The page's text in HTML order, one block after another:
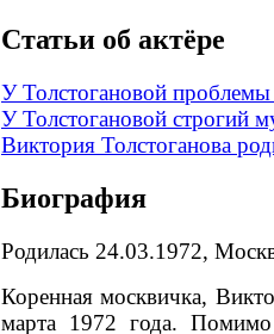
Cтатьи об актёре
У Толстогановой проблемы
У Толстогановой строгий
Виктория Толстоганова
Биография
Родилась 24.03.1972,
Коренная москвичка,
марта 1972 года.